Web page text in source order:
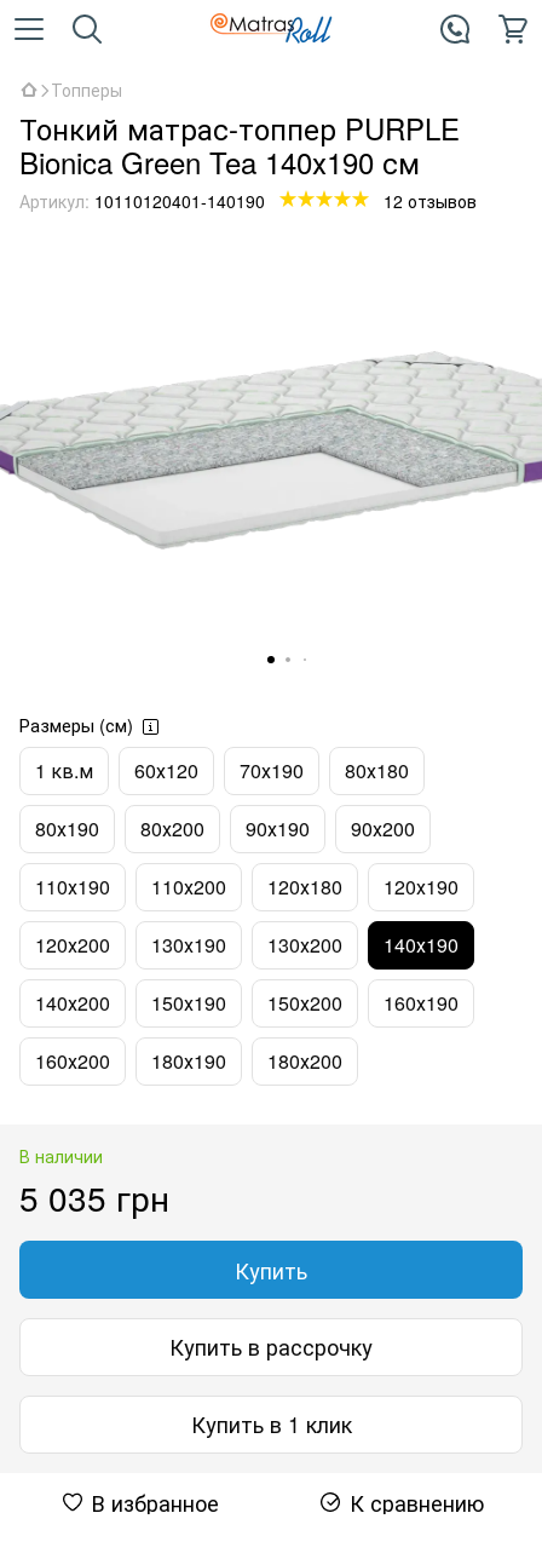
Топперы
Тонкий матрас-топпер PURPLE
Bionica Green Tea 140х190 см
Артикул: 10110120401-140190 12 отзывов
Размеры (см)
1 кв.м 60х120 70х190 80х180
80х190 80х200 90х190 90х200
110х190 110х200 120х180 120х190
120х200 130х190 130х200 140х190
140х200 150х190 150х200 160х190
160х200 180х190 180х200
В наличии
5 035 грн
Купить
Купить в рассрочку
Купить в 1 клик
В избранное К сравнению